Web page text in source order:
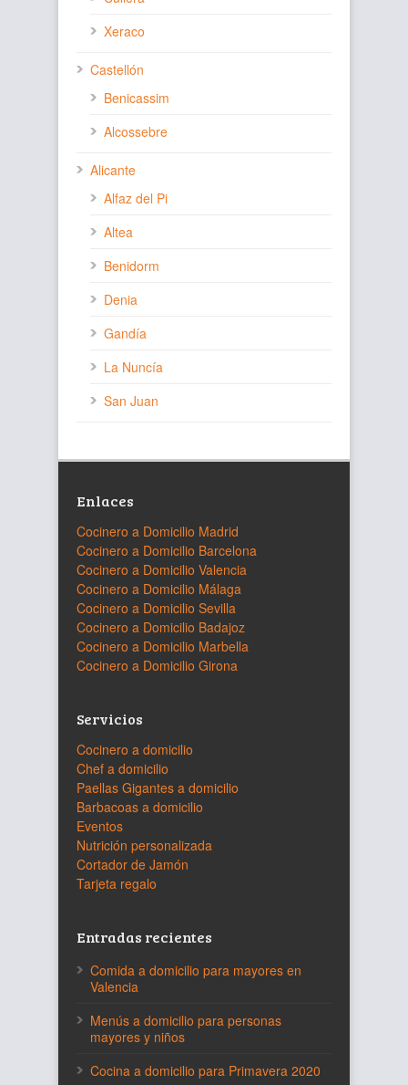
Xeraco
Castellón
Benicassim
Alcossebre
Alicante
Alfaz del Pi
Altea
Benidorm
Denia
Gandía
La Nuncía
San Juan
Enlaces
Cocinero a Domicilio Madrid
Cocinero a Domicilio Barcelona
Cocinero a Domicilio Valencia
Cocinero a Domicilio Málaga
Cocinero a Domicilio Sevilla
Cocinero a Domicilio Badajoz
Cocinero a Domicilio Marbella
Cocinero a Domicilio Girona
Servicios
Cocinero a domicilio
Chef a domicilio
Paellas Gigantes a domicilio
Barbacoas a domicilio
Eventos
Nutrición personalizada
Cortador de Jamón
Tarjeta regalo
Entradas recientes
Comida a domicilio para mayores en
Valencia
Menús a domicilio para personas
mayores y niños
Cocina a domicilio para Primavera 2020